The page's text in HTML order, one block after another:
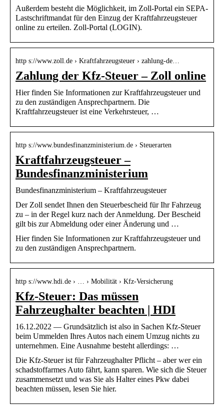
Außerdem besteht die Möglichkeit, im Zoll-Portal ein SEPA-
Lastschriftmandat für den Einzug der Kraftfahrzeugsteuer
online zu erteilen. Zoll-Portal (LOGIN).
http s://www.zoll.de › Kraftfahrzeugsteuer › zahlung-de…
Zahlung der Kfz-Steuer – Zoll online
Hier finden Sie Informationen zur Kraftfahrzeugsteuer und
zu den zuständigen Ansprechpartnern. Die
Kraftfahrzeugsteuer ist eine Verkehrsteuer, …
http s://www.bundesfinanzministerium.de › Steuerarten
Kraftfahrzeugsteuer –
Bundesfinanzministerium
Bundesfinanzministerium – Kraftfahrzeugsteuer
Der Zoll sendet Ihnen den Steuerbescheid für Ihr Fahrzeug
zu – in der Regel kurz nach der Anmeldung. Der Bescheid
gilt bis zur Abmeldung oder einer Änderung und …
Hier finden Sie Informationen zur Kraftfahrzeugsteuer und
zu den zuständigen Ansprechpartnern.
http s://www.hdi.de › … › Mobilität › Kfz-Versicherung
Kfz-Steuer: Das müssen
Fahrzeughalter beachten | HDI
16.12.2022 — Grundsätzlich ist also in Sachen Kfz-Steuer
beim Ummelden Ihres Autos nach einem Umzug nichts zu
unternehmen. Eine Ausnahme besteht allerdings: …
Die Kfz-Steuer ist für Fahrzeughalter Pflicht – aber wer ein
schadstoffarmes Auto fährt, kann sparen. Wie sich die Steuer
zusammensetzt und was Sie als Halter eines Pkw dabei
beachten müssen, lesen Sie hier.